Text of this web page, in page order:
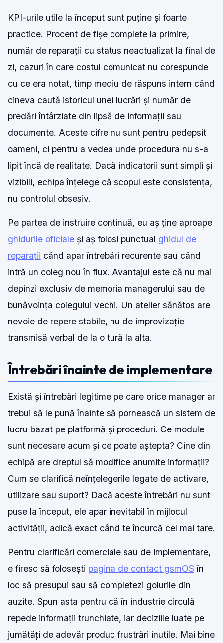
KPI-urile utile la început sunt puține și foarte
practice. Procent de fișe complete la primire,
număr de reparații cu status neactualizat la final de
zi, cazuri în care costul comunicat nu corespunde
cu ce era notat, timp mediu de răspuns intern când
cineva caută istoricul unei lucrări și număr de
predări întârziate din lipsă de informații sau
documente. Aceste cifre nu sunt pentru pedepsit
oameni, ci pentru a vedea unde procedura nu s-a
lipit încă de realitate. Dacă indicatorii sunt simpli și
vizibili, echipa înțelege că scopul este consistența,
nu controlul obsesiv.
Pe partea de instruire continuă, eu aș ține aproape
ghidurile oficialeși aș folosi punctual ghidul de
reparații când apar întrebări recurente sau când
intră un coleg nou în flux. Avantajul este că nu mai
depinzi exclusiv de memoria managerului sau de
bunăvoința colegului vechi. Un atelier sănătos are
nevoie de repere stabile, nu de improvizație
transmisă verbal de la o tură la alta.
Întrebări înainte de implementare
Există și întrebări legitime pe care orice manager ar
trebui să le pună înainte să pornească un sistem de
lucru bazat pe platformă și proceduri. Ce module
sunt necesare acum și ce poate aștepta? Cine din
echipă are dreptul să modifice anumite informații?
Cum se clarifică neînțelegerile legate de activare,
utilizare sau suport? Dacă aceste întrebări nu sunt
puse la început, ele apar inevitabil în mijlocul
activității, adică exact când te încurcă cel mai tare.
Pentru clarificări comerciale sau de implementare,
e firesc să folosești pagina de contact gsmOS în
loc să presupui sau să completezi golurile din
auzite. Spun asta pentru că în industrie circulă
repede informații trunchiate, iar deciziile luate pe
jumătăți de adevăr produc frustrări inutile. Mai bine